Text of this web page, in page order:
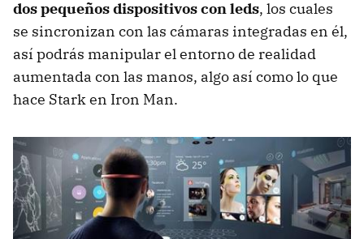
dos pequeños dispositivos con leds, los cuales
se sincronizan con las cámaras integradas en él,
así podrás manipular el entorno de realidad
aumentada con las manos, algo así como lo que
hace Stark en Iron Man.